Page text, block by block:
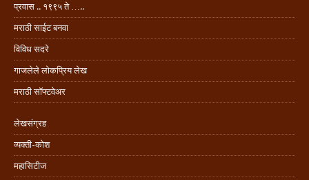
प्रवास .. १९९५ ते …..
मराठी साईट बनवा
विविध सदरे
गाजलेले लोकप्रिय लेख
मराठी सॉफ्टवेअर
लेखसंग्रह
व्यक्ती-कोश
महासिटीज